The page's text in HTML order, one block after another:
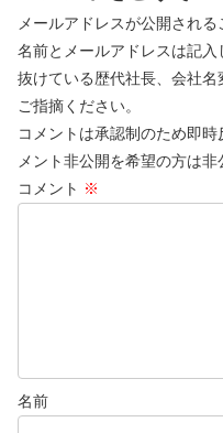
メールアドレスが公開される
名前とメールアドレスは記入
抜けている歴代社長、会社
ご指摘ください。
コメントは承認制のため即
メント非公開を希望の方は非
コメント ※
名前